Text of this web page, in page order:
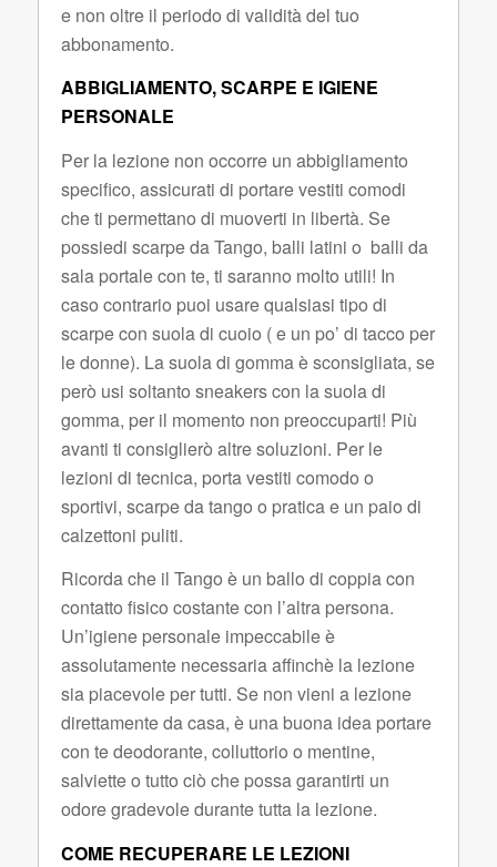
e non oltre il periodo di validità del tuo
abbonamento.
ABBIGLIAMENTO, SCARPE E IGIENE
PERSONALE
Per la lezione non occorre un abbigliamento
specifico, assicurati di portare vestiti comodi
che ti permettano di muoverti in libertà. Se
possiedi scarpe da Tango, balli latini o balli da
sala portale con te, ti saranno molto utili! In
caso contrario puoi usare qualsiasi tipo di
scarpe con suola di cuoio ( e un po’ di tacco per
le donne). La suola di gomma è sconsigliata, se
però usi soltanto sneakers con la suola di
gomma, per il momento non preoccuparti! Più
avanti ti consiglierò altre soluzioni. Per le
lezioni di tecnica, porta vestiti comodo o
sportivi, scarpe da tango o pratica e un paio di
calzettoni puliti.
Ricorda che il Tango è un ballo di coppia con
contatto fisico costante con l’altra persona.
Un’igiene personale impeccabile è
assolutamente necessaria affinchè la lezione
sia piacevole per tutti. Se non vieni a lezione
direttamente da casa, è una buona idea portare
con te deodorante, colluttorio o mentine,
salviette o tutto ciò che possa garantirti un
odore gradevole durante tutta la lezione.
COME RECUPERARE LE LEZIONI